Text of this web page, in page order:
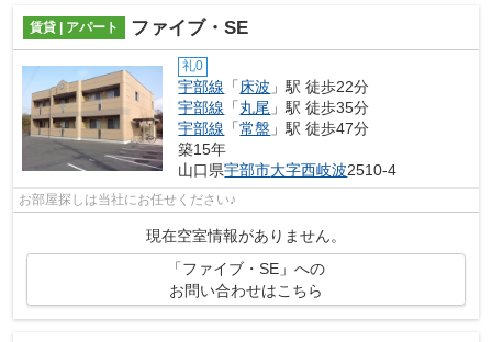
賃貸 | アパート ファイブ・SE
礼0
宇部線 「 床波 」駅 徒歩22分
宇部線 「丸尾 」駅 徒歩35分
宇部線 「常盤 」駅 徒歩47分
築15年
山口県宇部市大字西岐波2510-4
お部屋探しは当社にお任せください♪
現在空室情報がありません。
「ファイブ・SE」への
お問い合わせはこちら